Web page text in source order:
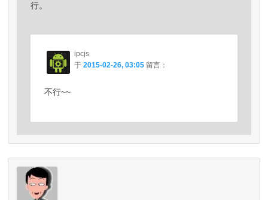
行。
ipcjs
于 2015-02-26, 03:05 留言：
不行~~